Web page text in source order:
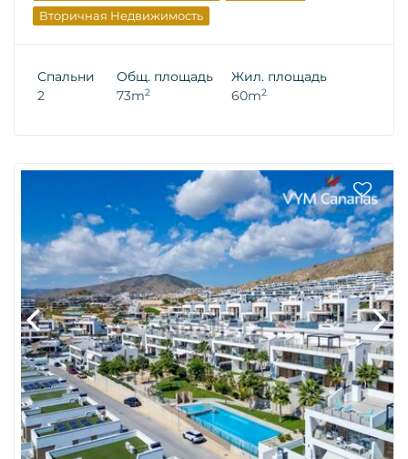
Вторичная Недвижимость
Спальни
2
Общ. площадь
73m2
Жил. площадь
60m2